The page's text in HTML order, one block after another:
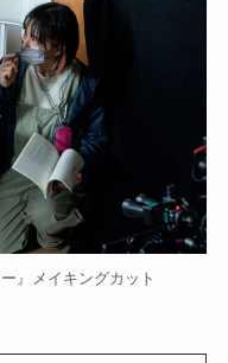
』メイキングカット